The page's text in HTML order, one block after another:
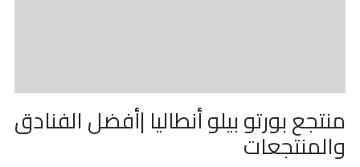
منتجع بورتو بيلو أنطاليا |أفضل الفنادق
والمنتجعات